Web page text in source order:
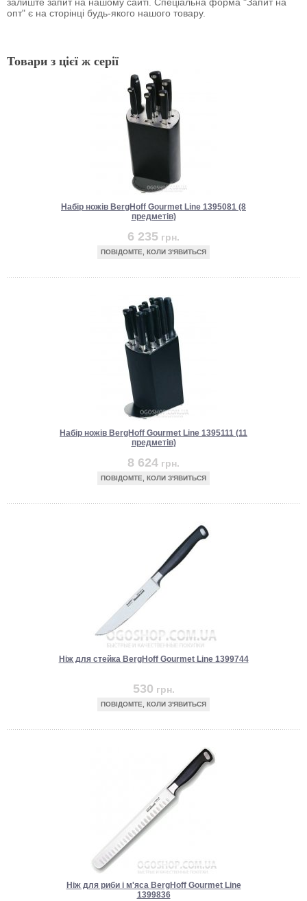
залиште запит на нашому сайті. Спеціальна форма "Запит на
опт" є на сторінці будь-якого нашого товару.
Товари з цієї ж серії
Набір ножів BergHoff Gourmet Line 1395081 (8
предметів)
6 235 грн.
ПОВІДОМТЕ, КОЛИ З'ЯВИТЬСЯ
Набір ножів BergHoff Gourmet Line 1395111 (11
предметів)
8 624 грн.
ПОВІДОМТЕ, КОЛИ З'ЯВИТЬСЯ
Ніж для стейка BergHoff Gourmet Line 1399744
530 грн.
ПОВІДОМТЕ, КОЛИ З'ЯВИТЬСЯ
Ніж для риби і м'яса BergHoff Gourmet Line
1399836